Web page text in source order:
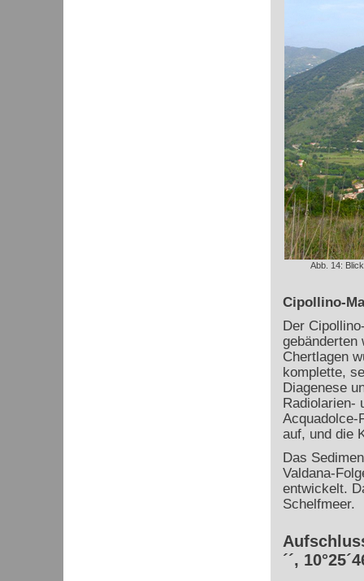
Abb. 14:
Cipollino-
Der
gebänderten
Chertlagen
komplette,
Diagenese
Radiolarien-
Acquadolce-
auf, und die
Das
Valdana-
entwickelt.
Schelfmeer.
´´,